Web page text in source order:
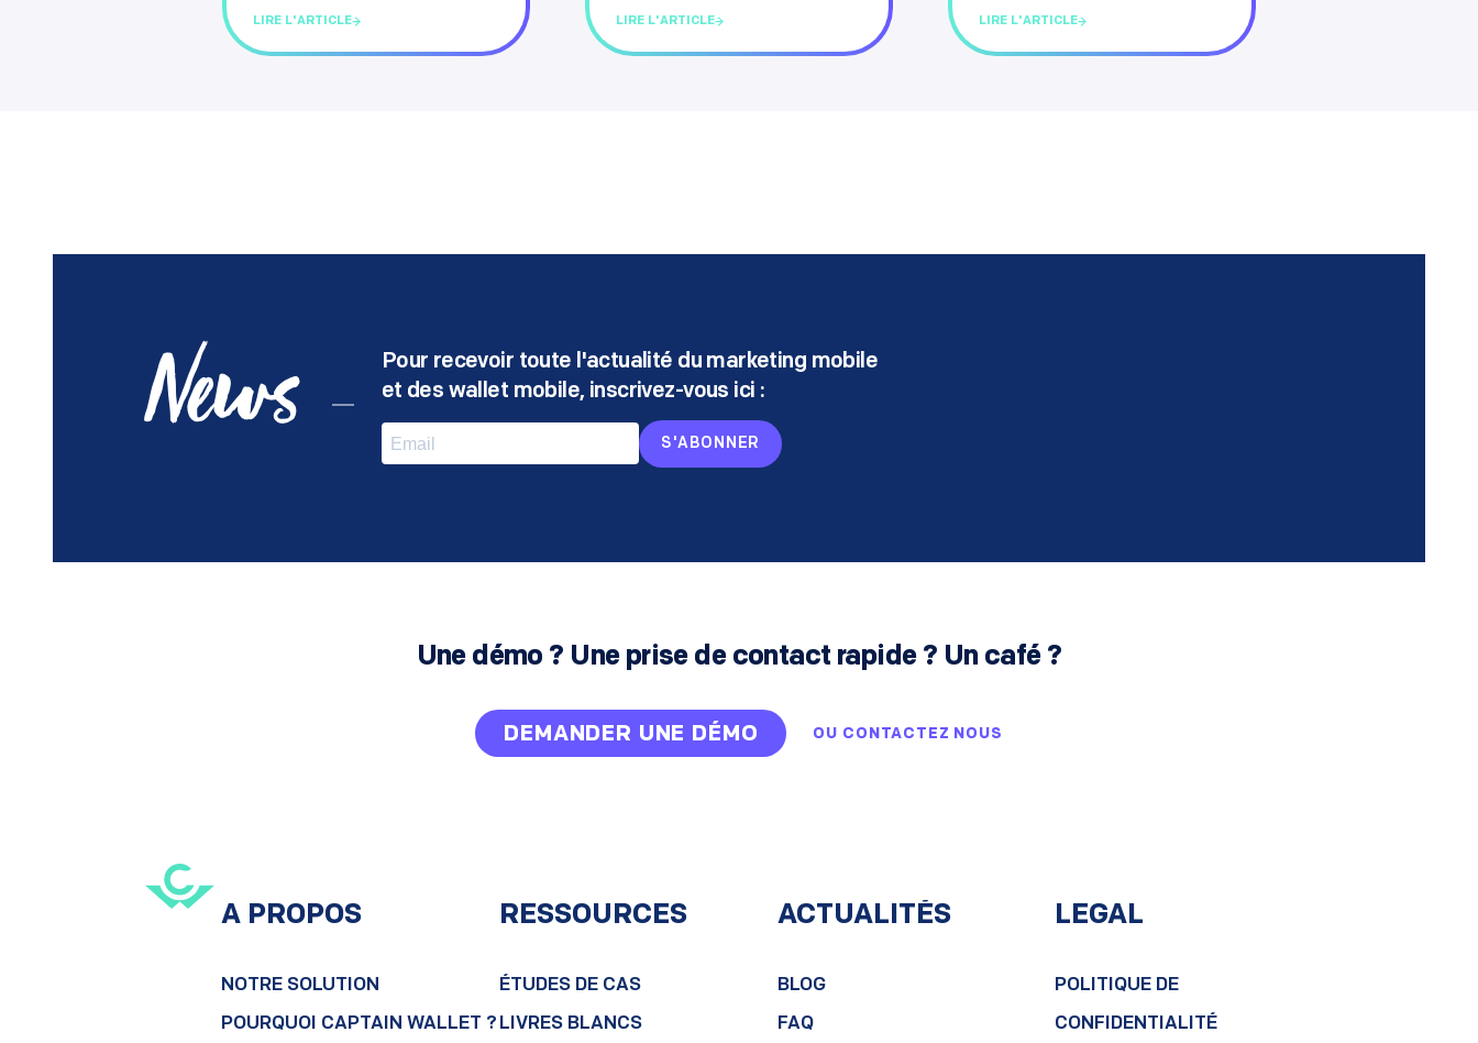
LIRE L'ARTICLE LIRE L'ARTICLE LIRE L'ARTICLE
News
Pour recevoir toute l'actualité du marketing mobile
et des wallet mobile, inscrivez-vous ici :
S'ABONNER
Une démo ? Une prise de contact rapide ? Un café ?
DEMANDER UNE DÉMO OU CONTACTEZ NOUS
A PROPOS
NOTRE SOLUTION
POURQUOI CAPTAIN WALLET ?
RESSOURCES
ÉTUDES DE CAS
LIVRES BLANCS
ACTUALITÉS
BLOG
FAQ
LEGAL
POLITIQUE DE
CONFIDENTIALITÉ